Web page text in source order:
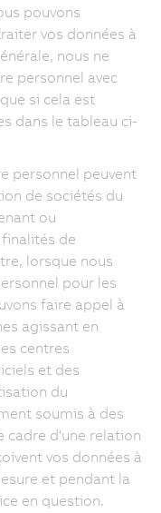
pouvons
vos données à
nous ne
personnel avec
si cela est
dans le tableau ci-
personnel peuvent
de sociétés du
ou
de
lorsque nous
pour les
faire appel à
agissant en
centres
et des
du
soumis à des
cadre d'une relation
vos données à
et pendant la
en question.